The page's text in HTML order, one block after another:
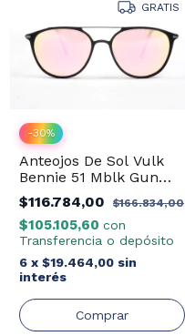
GRATIS
-30%
Anteojos De Sol Vulk
Bennie 51 Mblk Gun
Revo Rose
$116.784,00 $166.834,00
$105.105,60 con
Transferencia o depósito
6 x $19.464,00 sin
interés